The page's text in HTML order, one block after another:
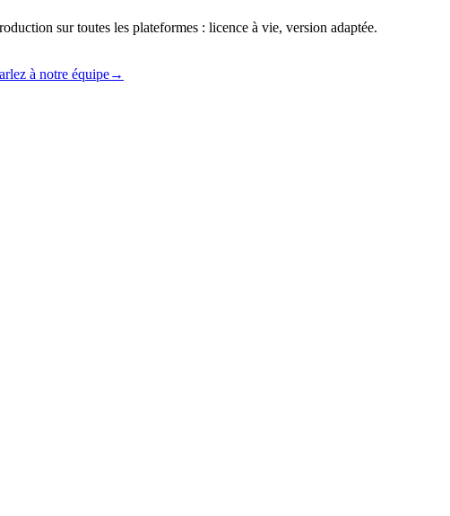
sur toutes les plateformes : licence à vie, version adaptée.
à notre équipe→